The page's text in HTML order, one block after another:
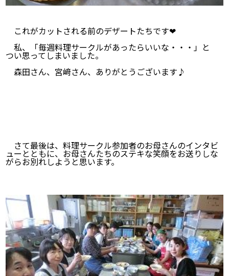
これがカットされる前のデザートたちです❤
私、「毎週料理サークルがあったらいいな・・・」と
つい思ってしまいました。
森田さん、宮﨑さん、ありがとうございます♪
さて最後は、料理サークル参加者のお母さんのインタビ
ューとともに、お母さんたちのステキな笑顔をお送りしな
がらお別れしようと思います。